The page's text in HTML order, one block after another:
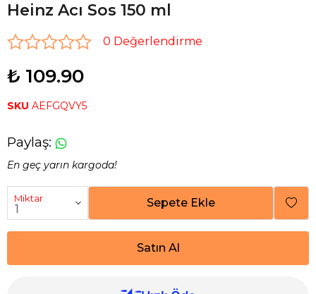
Heinz Acı Sos 150 ml
0 Değerlendirme
₺ 109.90
SKU AEFGQVY5
Paylaş:
En geç yarın kargoda!
Miktar Sepete Ekle
Satın Al